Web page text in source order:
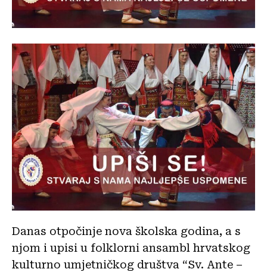
Danas otpočinje nova školska godina, a s
njom i upisi u folklorni ansambl hrvatskog
kulturno umjetničkog društva “Sv. Ante –